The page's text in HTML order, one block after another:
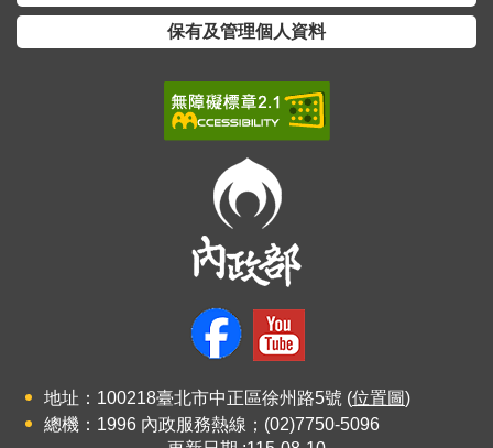
常
保有及管理個人資料
地址：100218臺北市中正區徐州路5號 (位置圖)
總機：1996 內政服務熱線；(02)7750-5096